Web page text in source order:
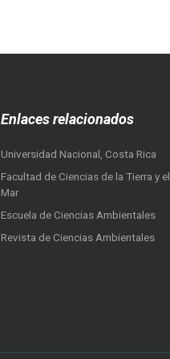
Enlaces relacionados
Universidad Nacional, Costa Rica
Facultad de Ciencias de la Tierra y el
Mar
Escuela de Ciencias Ambientales
Revista de Ciencias Ambientales